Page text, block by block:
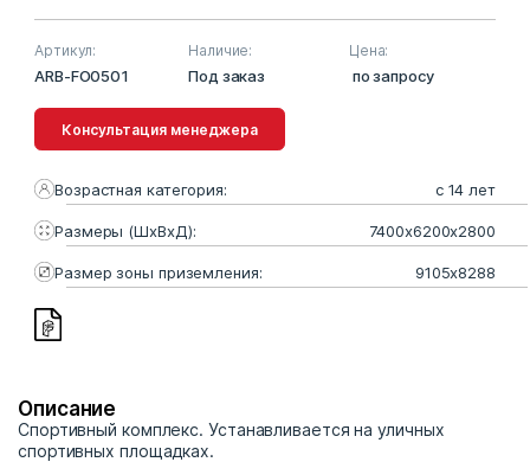
Артикул:
ARB-FO0501
Наличие:
Под заказ
Цена:
по запросу
Консультация менеджера
Возрастная категория: с 14 лет
Размеры (ШхВхД): 7400х6200х2800
Размер зоны приземления: 9105х8288
Описание
Спортивный комплекс. Устанавливается на уличных
спортивных площадках.